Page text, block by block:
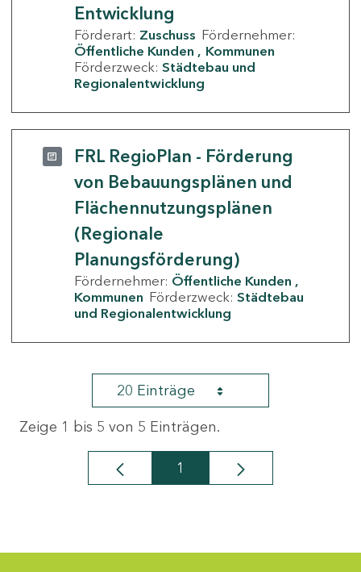
Entwicklung
Förderart: Zuschuss Fördernehmer:
Öffentliche Kunden
Kommunen
Förderzweck: Städtebau und
Regionalentwicklung
FRL RegioPlan - Förderung
von Bebauungsplänen und
Flächennutzungsplänen
(Regionale
Planungsförderung)
Fördernehmer: Öffentliche Kunden
Kommunen Förderzweck: Städtebau
und Regionalentwicklung
20 Einträge
Zeige 1 bis 5 von 5 Einträgen.
Seite
1